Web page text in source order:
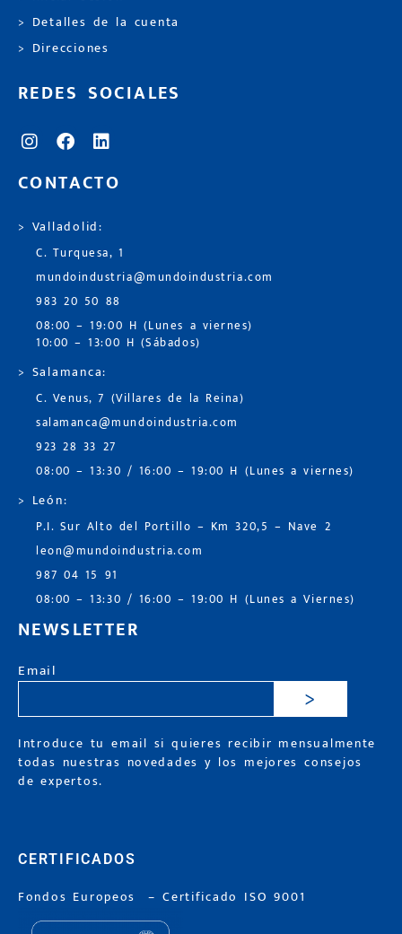
> Detalles de la cuenta
> Direcciones
REDES SOCIALES
CONTACTO
> Valladolid:
C. Turquesa, 1
mundoindustria@mundoindustria.com
983 20 50 88
08:00 – 19:00 H (Lunes a viernes)
10:00 – 13:00 H (Sábados)
> Salamanca:
C. Venus, 7 (Villares de la Reina)
salamanca@mundoindustria.com
923 28 33 27
08:00 – 13:30 / 16:00 – 19:00 H (Lunes a viernes)
> León:
P.I. Sur Alto del Portillo – Km 320,5 – Nave 2
leon@mundoindustria.com
987 04 15 91
08:00 – 13:30 / 16:00 – 19:00 H (Lunes a Viernes)
NEWSLETTER
Email
>
Introduce tu email si quieres recibir mensualmente
todas nuestras novedades y los mejores consejos
de expertos.
CERTIFICADOS
Fondos Europeos –Certificado ISO 9001